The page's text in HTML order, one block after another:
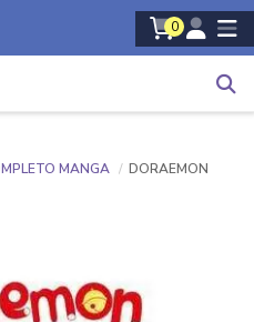
0
MANGA
DORAEMON